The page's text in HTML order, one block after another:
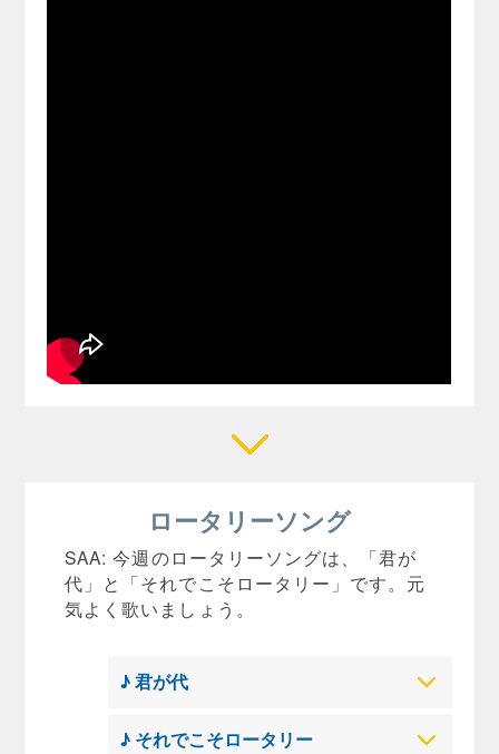
ロータリーソング
SAA: 今週のロータリーソングは、「君が
代」と「それでこそロータリー」です。元
気よく歌いましょう。
♪ 君が代
♪ それでこそロータリー